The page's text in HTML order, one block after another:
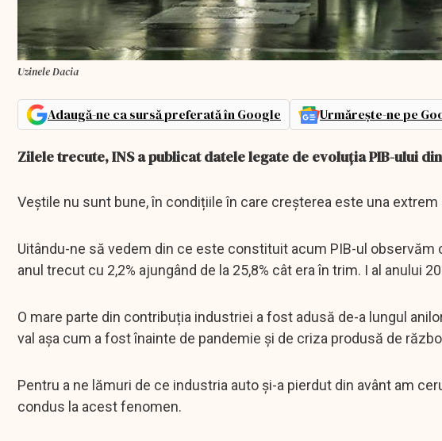
Uzinele Dacia
Adaugă-ne ca sursă preferată în Google Urmărește-ne pe
Zilele trecute, INS a publicat datele legate de evoluția PIB-ului
Veștile nu sunt bune, în condițiile în care creșterea este una
Uitându-ne să vedem din ce este constituit acum PIB-ul
anul trecut cu 2,2% ajungând de la 25,8% cât era în trim. I al anului
O mare parte din contribuția industriei a fost adusă de-a lungul
val așa cum a fost înainte de pandemie și de criza produsă de
Pentru a ne lămuri de ce industria auto și-a pierdut din avânt am
condus la acest fenomen.